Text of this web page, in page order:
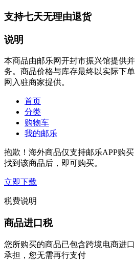
支持七天无理由退货
说明
本商品由邮乐网开封市振兴馆提供
务。商品价格与库存最终以实际下
网入驻商家提供。
首页
分类
购物车
我的邮乐
抱歉！海外商品仅支持邮乐APP购
找到该商品后，即可购买。
立即下载
税费说明
商品进口税
您所购买的商品已包含跨境电商进
承担，您无需再行支付